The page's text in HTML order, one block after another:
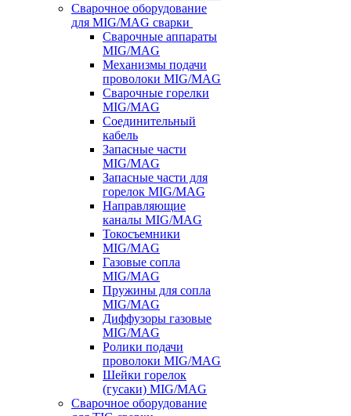
Сварочное оборудование
для MIG/MAG сварки
Сварочные аппараты
MIG/MAG
Механизмы подачи
проволоки MIG/MAG
Сварочные горелки
MIG/MAG
Соединительный
кабель
Запасные части
MIG/MAG
Запасные части для
горелок MIG/MAG
Направляющие
каналы MIG/MAG
Токосъемники
MIG/MAG
Газовые сопла
MIG/MAG
Пружины для сопла
MIG/MAG
Диффузоры газовые
MIG/MAG
Ролики подачи
проволоки MIG/MAG
Шейки горелок
(гусаки) MIG/MAG
Сварочное оборудование